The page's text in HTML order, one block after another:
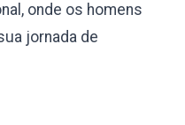
onde os homens
jornada de